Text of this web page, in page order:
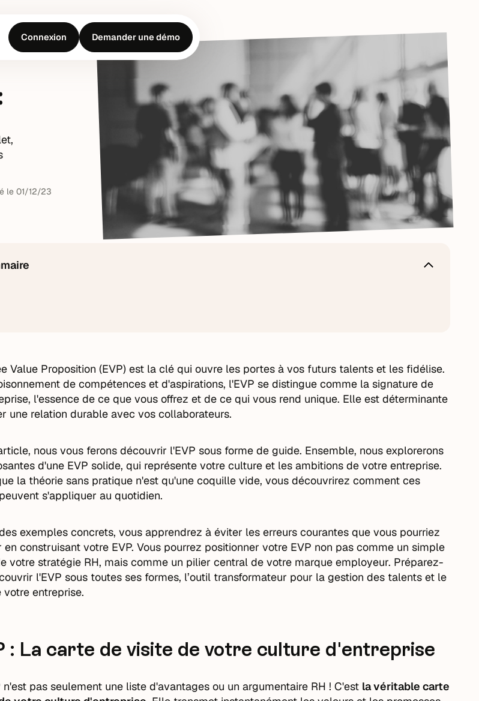
Connexion Demander une démo
le 01/12/23
Value Proposition (EVP) est la clé qui ouvre les portes à vos futurs talents et les fidélise.
de compétences et d'aspirations, l'EVP se distingue comme la signature de
l'essence de ce que vous offrez et de ce qui vous rend unique. Elle est déterminante
une relation durable avec vos collaborateurs.
nous vous ferons découvrir l'EVP sous forme de guide. Ensemble, nous explorerons
d'une EVP solide, qui représente votre culture et les ambitions de votre entreprise.
la théorie sans pratique n'est qu'une coquille vide, vous découvrirez comment ces
s'appliquer au quotidien.
exemples concrets, vous apprendrez à éviter les erreurs courantes que vous pourriez
en construisant votre EVP. Vous pourrez positionner votre EVP non pas comme un simple
votre stratégie RH, mais comme un pilier central de votre marque employeur. Préparez-
l'EVP sous toutes ses formes, l’outil transformateur pour la gestion des talents et le
votre entreprise.
: La carte de visite de votre culture d'entreprise
n'est pas seulement une liste d'avantages ou un argumentaire RH ! C'est la véritable carte